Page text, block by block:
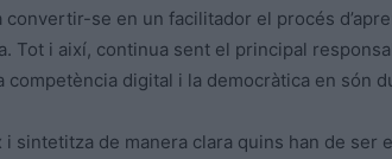
convertir-se en un facilitador el procés
Tot i així, continua sent el principal
digital i la democràtica en són
i sintetitza de manera clara quins han de ser